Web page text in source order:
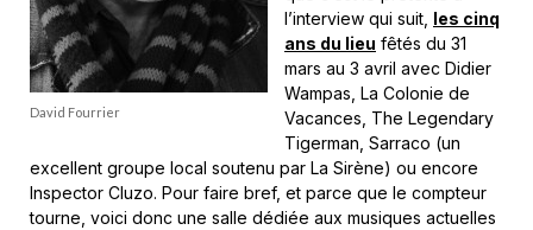
David Fourrier
l’interview qui suit, les cinq
ans du lieu fêtés du 31
mars au 3 avril avec Didier
Wampas, La Colonie de
Vacances, The Legendary
Tigerman, Sarraco (un
excellent groupe local soutenu par La Sirène) ou encore
Inspector Cluzo. Pour faire bref, et parce que le compteur
tourne, voici donc une salle dédiée aux musiques actuelles